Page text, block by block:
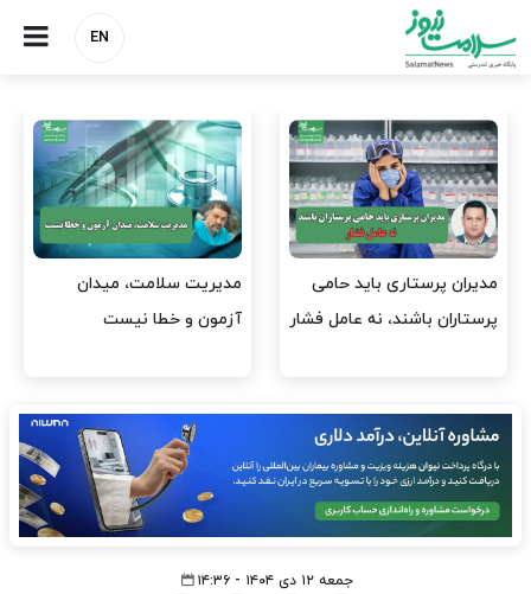
EN
وقت وزیر بهداشت باید صرف
افتتاح پروژه‌ها شود؟
واردات دارو و کالاهای اساسی
باید در اولویت تخصیص ارز
جمعه ۱۲ دی ۱۴۰۴ - ۱۴:۳۶